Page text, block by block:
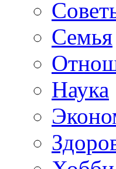
Семья
Наука